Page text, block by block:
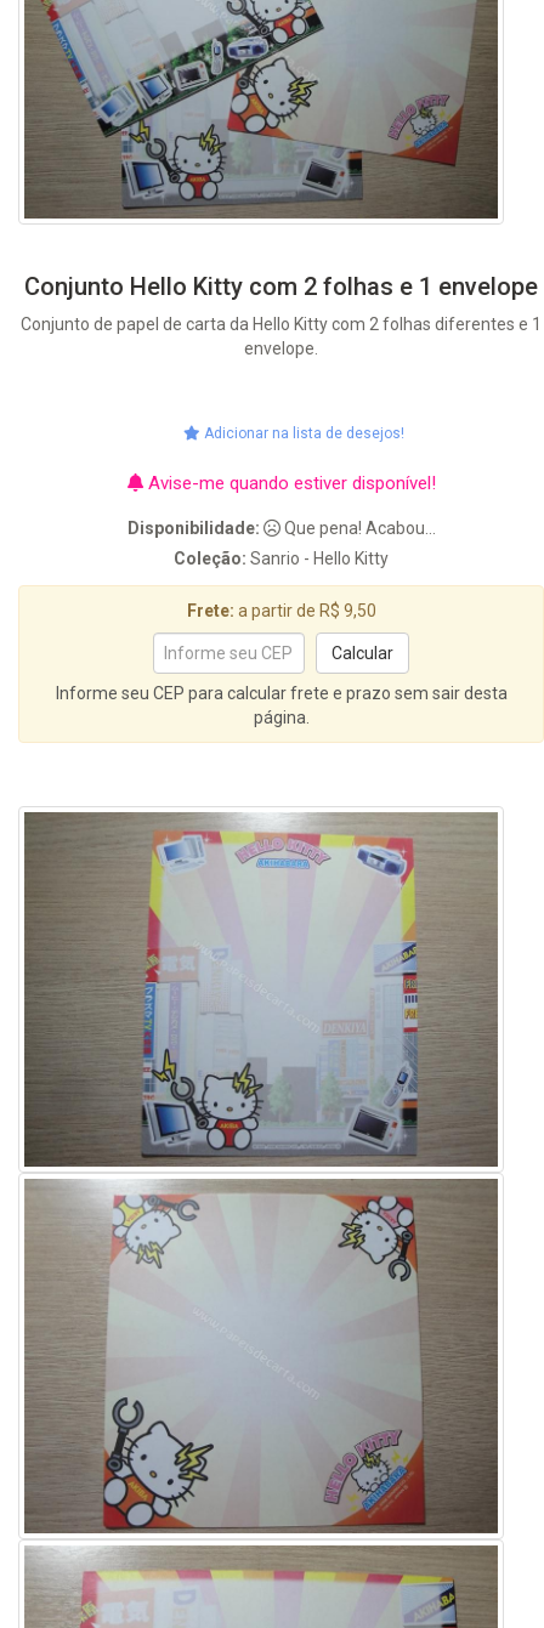
Conjunto Hello Kitty com 2 folhas e 1 envelope
Conjunto de papel de carta da Hello Kitty com 2 folhas diferentes e 1
envelope.
Adicionar na lista de desejos!
Avise-me quando estiver disponível!
Disponibilidade:
Que pena! Acabou...
Coleção: Sanrio - Hello Kitty
Frete: a partir de R$ 9,50
Informe seu CEP para calcular frete e prazo sem sair desta
página.